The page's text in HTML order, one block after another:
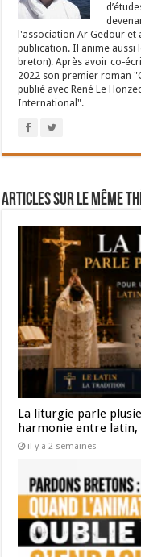
l'association Ar Gedour
publication. Il anime aussi
breton). Après avoir co-
2022 son premier roman
publié avec René Le
International".
Articles sur le même
La liturgie parle
harmonie entre
il y a 2 semaines